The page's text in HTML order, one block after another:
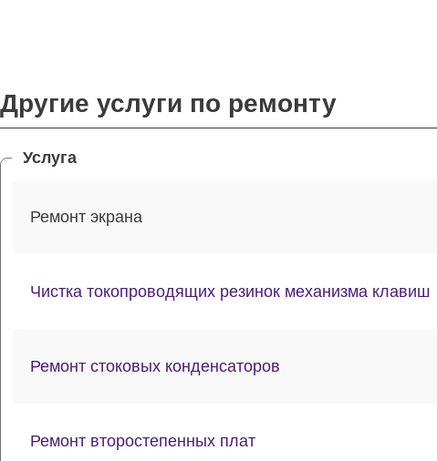
Другие услуги по ремонту
Услуга
Ремонт экрана
Чистка токопроводящих резинок механизма клавиш
Ремонт стоковых конденсаторов
Ремонт второстепенных плат